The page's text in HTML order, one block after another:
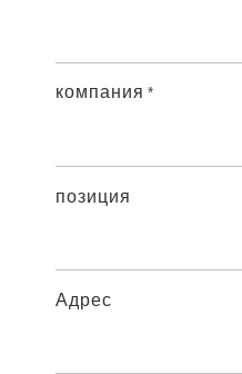
компания *
позиция
Адрес